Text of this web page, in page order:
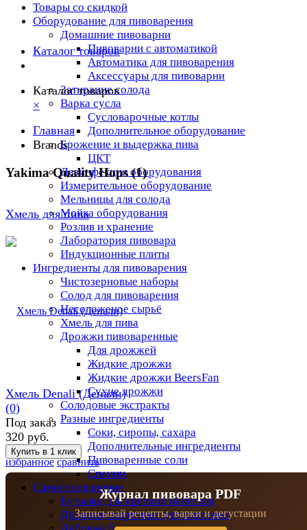
Товары со скидкой
Оборудование для пивоварения
Домашние пивоварни
Пивоварни с автоматикой
Автоматика для пивоварения
Аксессуары для пивоварни
Затирание солода
Варка сусла
Cусловарочные котлы
Дополнительное оборудование
Брожение и выдержка пива
ЦКТ
Дезинфекция оборудования
Измерительное оборудование
Мельницы для солода
Мойка оборудования
Розлив и хранение
Лаборатория пивовара
Индукционные плиты
Ингредиенты для пивоварения
Чистозерновые наборы
Солод для пивоварения
Несоложеное сырьё
Хмель для пива
Дрожжи пивоваренные
Для дрожжей
Жидкие дрожжи
Жидкие дрожжи BeersFan
Сухие дрожжи
Солодовые экстракты
Разные ингредиенты
Соки, сиропы, сахара
Дополнительные ингредиенты
Пивоваренные соли
Специи
Самогоноварение
Бутылки для крепких напитков
Дрожжи спиртовые для самогона
Каталог товаров
Каталог товаров
×
Главная
Brands
Yakima Quality Hops (1)
Хмель для пива
избранное сравнить
Хмель Denali (Денали)
(0)
Под заказ
320 руб.
Журнал пивовара PDF
Записывай рецепты, варки и дегустации